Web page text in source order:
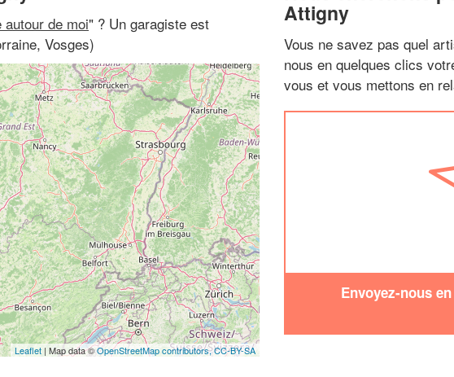
autour de moi" ? Un garagiste est
Vosges)
Leaflet | Map data ©OpenStreetMap contributors,CC-BY-SA
Attigny
Vous ne savez pas quel
nous en quelques clics
vous et vous mettons en
Envoyez-nous